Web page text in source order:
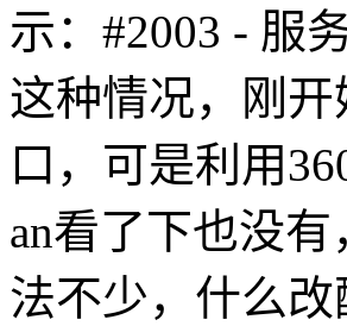
示：#2003 - 服
这种情况，刚
口，可是利用
an看了下也没
法不少，什么改